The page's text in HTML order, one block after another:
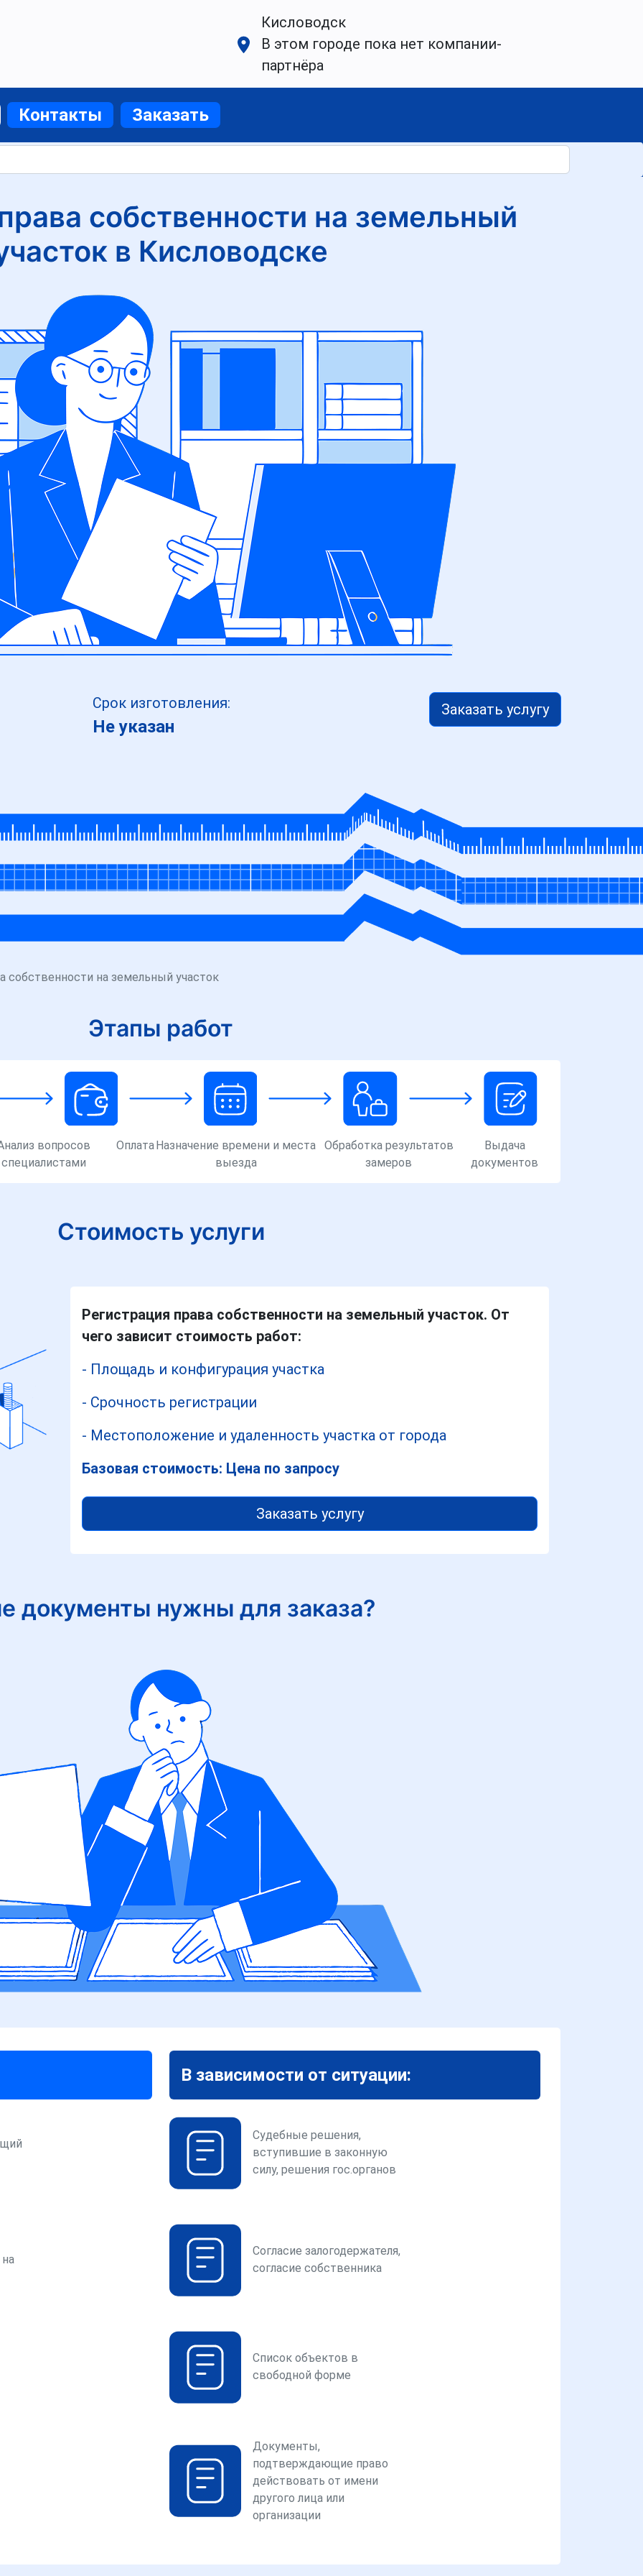
Кисловодск
В этом городе пока нет компании-
партнёра
Контакты Заказать
собственности на земельный
в Кисловодске
Срок изготовления:
Не указан
Заказать услугу
собственности на земельный участок
Этапы работ
вопросов
специалистами
ОплатаНазначение времени и места
выезда
Обработка результатов
замеров
Выдача
документов
Стоимость услуги
Регистрация права собственности на земельный участок. От
чего зависит стоимость работ:
- Площадь и конфигурация участка
- Срочность регистрации
- Местоположение и удаленность участка от города
Базовая стоимость: Цена по запросу
Заказать услугу
документы нужны для заказа?
В зависимости от ситуации:
Судебные решения,
вступившие в законную
силу, решения гос.органов
Согласие залогодержателя,
согласие собственника
Список объектов в
свободной форме
Документы,
подтверждающие право
действовать от имени
другого лица или
организации